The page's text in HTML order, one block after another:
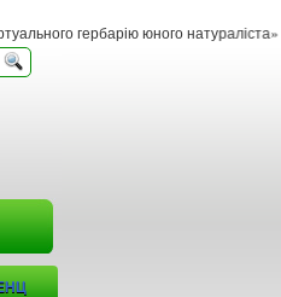
гербарію юного натураліста» ***